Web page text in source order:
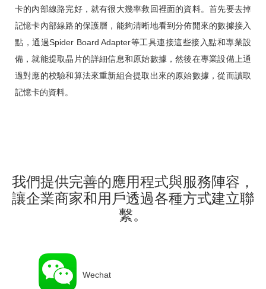
卡的內部線路完好，就有很大幾率救回裡面的資料。首先要去掉
記憶卡內部線路的保護層，能夠清晰地看到分佈開來的數據接入
點，通過Spider Board Adapter等工具連接這些接入點和專業設
備，就能提取晶片的詳細信息和原始數據，然後在專業設備上通
過對應的校驗和算法來重新組合提取出來的原始數據，從而讀取
記憶卡的資料。
我們提供完善的應用程式與服務陣容，
讓企業商家和用戶透過各種方式建立聯
繫。
Wechat